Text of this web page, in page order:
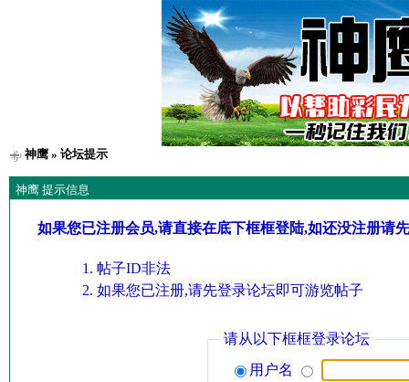
神鹰» 论坛提示
神鹰 提示信息
如果您已注册会员,请直接在底下框框登陆,如还没注册请
帖子ID非法
如果您已注册,请先登录论坛即可游览帖子
请从以下框框登录论坛
用户名